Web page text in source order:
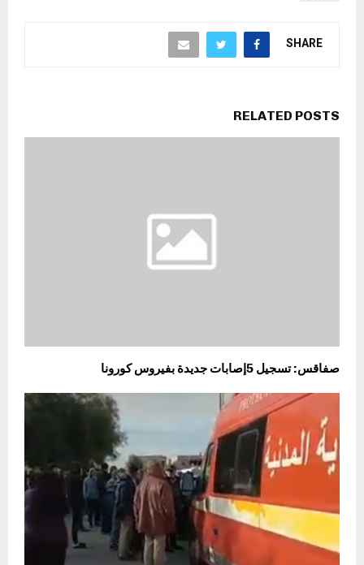
SHARE
RELATED POSTS
صفاقس: تسجيل 5إصابات جديدة بفيروس كورونا